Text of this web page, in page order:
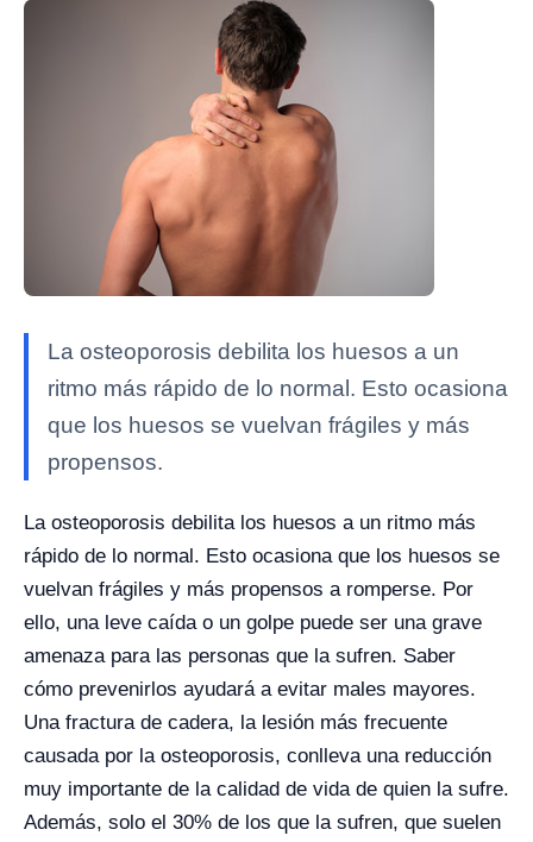
La osteoporosis debilita los huesos a un
ritmo más rápido de lo normal. Esto ocasiona
que los huesos se vuelvan frágiles y más
propensos.
La osteoporosis debilita los huesos a un ritmo más
rápido de lo normal. Esto ocasiona que los huesos se
vuelvan frágiles y más propensos a romperse. Por
ello, una leve caída o un golpe puede ser una grave
amenaza para las personas que la sufren. Saber
cómo prevenirlos ayudará a evitar males mayores.
Una fractura de cadera, la lesión más frecuente
causada por la osteoporosis, conlleva una reducción
muy importante de la calidad de vida de quien la sufre.
Además, solo el 30% de los que la sufren, que suelen